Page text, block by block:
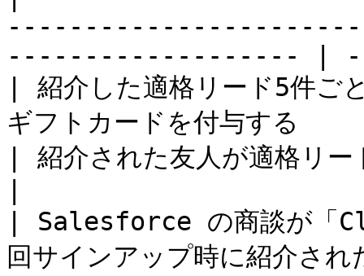
------------------- |
| 紹介した適格リード5件ご
ギフトカードを付与する
| 紹介された友人が適格
| Salesforce の商談が「
回サインアップ時に紹介さ